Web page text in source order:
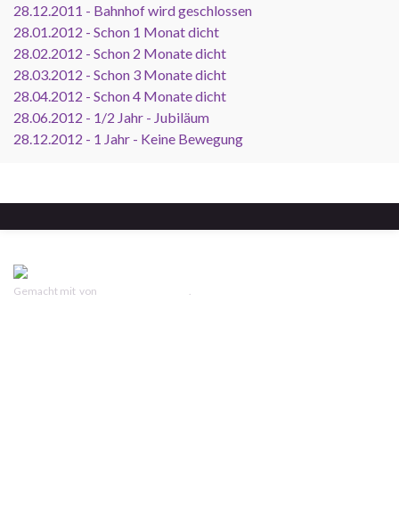
28.12.2011 - Bahnhof wird geschlossen
28.01.2012 - Schon 1 Monat dicht
28.02.2012 - Schon 2 Monate dicht
28.03.2012 - Schon 3 Monate dicht
28.04.2012 - Schon 4 Monate dicht
28.06.2012 - 1/2 Jahr - Jubiläum
28.12.2012 - 1 Jahr - Keine Bewegung
Gemacht mit von .